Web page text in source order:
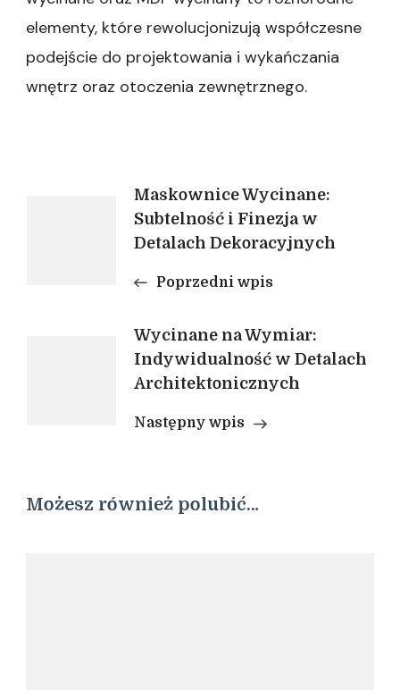
elementy, które rewolucjonizują współczesne
podejście do projektowania i wykańczania
wnętrz oraz otoczenia zewnętrznego.
Nawigacja
wpisu
Maskownice Wycinane:
Subtelność i Finezja w
Detalach Dekoracyjnych
Poprzedni wpis
Wycinane na Wymiar:
Indywidualność w Detalach
Architektonicznych
Następny wpis
Możesz również polubić…